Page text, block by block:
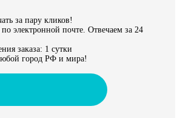
за пару кликов!
по электронной почте. Отвечаем за 24
заказа: 1 сутки
город РФ и мира!